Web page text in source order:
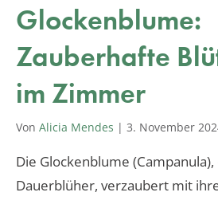
Glockenblume:
Zauberhafte
im Zimmer
Von Alicia Mendes | 3. November
Die Glockenblume
Dauerblüher, verzaubert mit